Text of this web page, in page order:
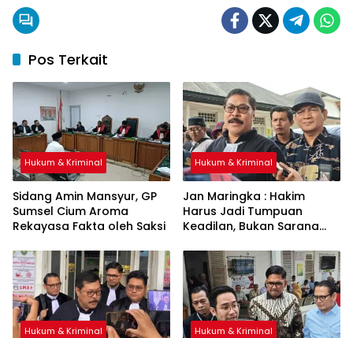
Pos Terkait
Hukum & Kriminal
Sidang Amin Mansyur, GP
Sumsel Cium Aroma
Rekayasa Fakta oleh Saksi
Hukum & Kriminal
Jan Maringka : Hakim
Harus Jadi Tumpuan
Keadilan, Bukan Sarana
Hukum & Kriminal Hukum & Kriminal